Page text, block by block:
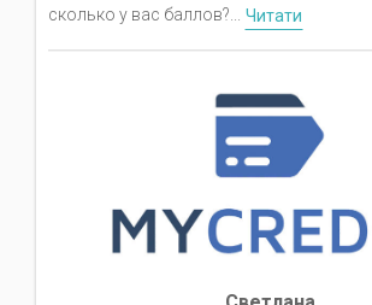
сколько у вас баллов?... Читати